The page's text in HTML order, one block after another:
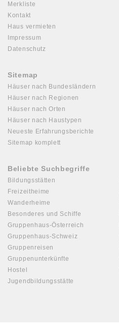
Merkliste
Kontakt
Haus vermieten
Impressum
Datenschutz
Sitemap
Häuser nach Bundesländern
Häuser nach Regionen
Häuser nach Orten
Häuser nach Haustypen
Neueste Erfahrungsberichte
Sitemap komplett
Beliebte Suchbegriffe
Bildungsstätten
Freizeitheime
Wanderheime
Besonderes und Schiffe
Gruppenhaus-Österreich
Gruppenhaus-Schweiz
Gruppenreisen
Gruppenunterkünfte
Hostel
Jugendbildungsstätte